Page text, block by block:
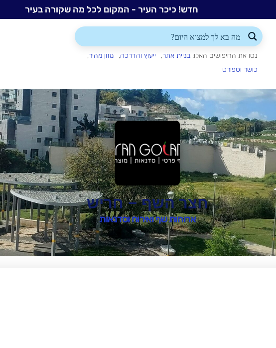
חדש! כיכר העיר - המקום לכל מה שקורה בעיר
נסו את החיפושים האלו: בניית אתר ייעוץ והדרכה
מזון מהיר
כושר וספורט
חצר השף – חריש
ארוחות שף ואירוח וסדנאות